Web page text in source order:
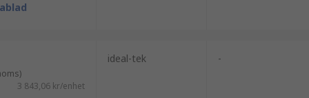
3 843,06 kr/enhet
ideal-tek -